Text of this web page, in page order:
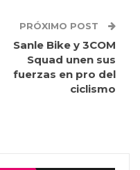
PRÓXIMO POST
Sanle Bike y 3COM
Squad unen sus
fuerzas en pro del
ciclismo